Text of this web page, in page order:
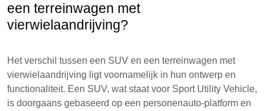
een terreinwagen met
vierwielaandrijving?
Het verschil tussen een SUV en een terreinwagen met
vierwielaandrijving ligt voornamelijk in hun ontwerp en
functionaliteit. Een SUV, wat staat voor Sport Utility Vehicle,
is doorgaans gebaseerd op een personenauto-platform en